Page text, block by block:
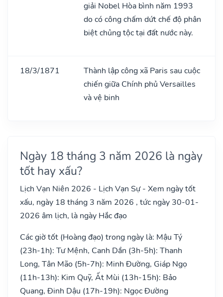
giải Nobel Hòa bình năm 1993
do có công chấm dứt chế độ phân
biệt chủng tộc tại đất nước này.
18/3/1871
Thành lập công xã Paris sau cuộc
chiến giữa Chính phủ Versailles
và vệ binh
Ngày 18 tháng 3 năm 2026 là ngày
tốt hay xấu?
Lịch Vạn Niên 2026 - Lịch Vạn Sự - Xem ngày tốt
xấu, ngày 18 tháng 3 năm 2026 , tức ngày 30-01-
2026 âm lịch, là ngày Hắc đạo
Các giờ tốt (Hoàng đạo) trong ngày là: Mậu Tý
(23h-1h): Tư Mệnh, Canh Dần (3h-5h): Thanh
Long, Tân Mão (5h-7h): Minh Đường, Giáp Ngọ
(11h-13h): Kim Quỹ, Ất Mùi (13h-15h): Bảo
Quang, Đinh Dậu (17h-19h): Ngọc Đường